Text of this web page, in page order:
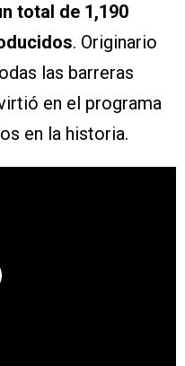
total de 1,190
. Originario
las barreras
en el programa
en la historia.